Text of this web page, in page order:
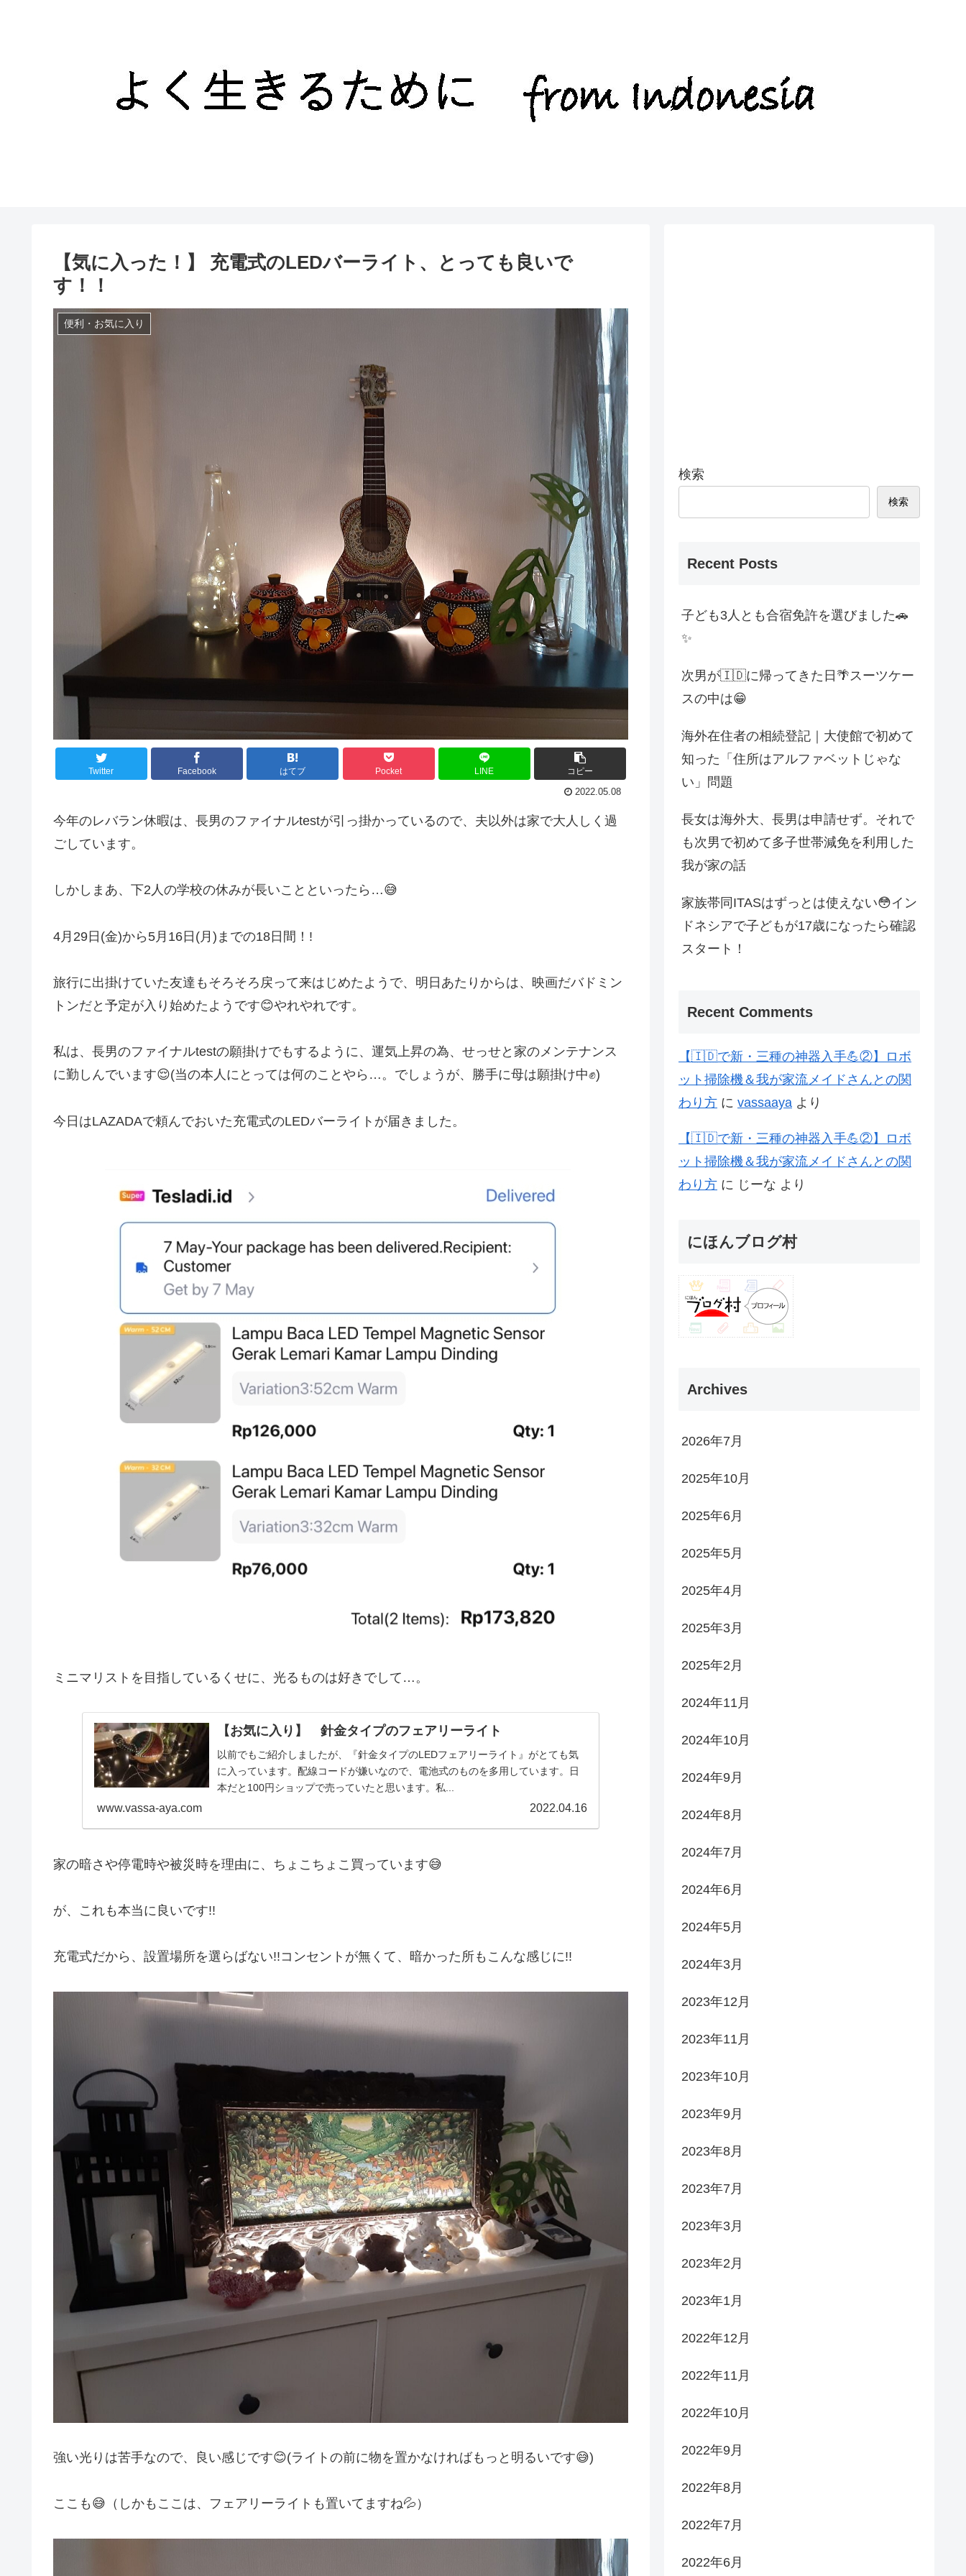
【気に入った！】 充電式のLEDバーライト、とっても良いで
す！！
便利・お気に入り
Twitter Facebook はてブ Pocket LINE コピー
2022.05.08
今年のレバラン休暇は、長男のファイナルtestが引っ掛かっているので、夫以外は家で大人しく過
ごしています。
しかしまあ、下2人の学校の休みが長いことといったら…😅
4月29日(金)から5月16日(月)までの18日間！!
旅行に出掛けていた友達もそろそろ戻って来はじめたようで、明日あたりからは、映画だバドミン
トンだと予定が入り始めたようです😊やれやれです。
私は、長男のファイナルtestの願掛けでもするように、運気上昇の為、せっせと家のメンテナンス
に勤しんでいます😌(当の本人にとっては何のことやら…。でしょうが、勝手に母は願掛け中✊)
今日はLAZADAで頼んでおいた充電式のLEDバーライトが届きました。
ミニマリストを目指しているくせに、光るものは好きでして…。
【お気に入り】 針金タイプのフェアリーライト
以前でもご紹介しましたが、『針金タイプのLEDフェアリーライト』がとても気
に入っています。配線コードが嫌いなので、電池式のものを多用しています。日
本だと100円ショップで売っていたと思います。私...
www.vassa-aya.com 2022.04.16
家の暗さや停電時や被災時を理由に、ちょこちょこ買っています😅
が、これも本当に良いです!!
充電式だから、設置場所を選らばない!!コンセントが無くて、暗かった所もこんな感じに!!
強い光りは苦手なので、良い感じです😊(ライトの前に物を置かなければもっと明るいです😅)
ここも😅（しかもここは、フェアリーライトも置いてますね💦）
検索
検索
Recent Posts
子ども3人とも合宿免許を選びました🚗
✨
次男が🇮🇩に帰ってきた日🌴スーツケー
スの中は😁
海外在住者の相続登記｜大使館で初めて
知った「住所はアルファベットじゃな
い」問題
長女は海外大、長男は申請せず。それで
も次男で初めて多子世帯減免を利用した
我が家の話
家族帯同ITASはずっとは使えない😳イン
ドネシアで子どもが17歳になったら確認
スタート！
Recent Comments
【🇮🇩で新・三種の神器入手💪②】ロボ
ット掃除機＆我が家流メイドさんとの関
わり方 に vassaaya より
【🇮🇩で新・三種の神器入手💪②】ロボ
ット掃除機＆我が家流メイドさんとの関
わり方 に じーな より
にほんブログ村
Archives
2026年7月
2025年10月
2025年6月
2025年5月
2025年4月
2025年3月
2025年2月
2024年11月
2024年10月
2024年9月
2024年8月
2024年7月
2024年6月
2024年5月
2024年3月
2023年12月
2023年11月
2023年10月
2023年9月
2023年8月
2023年7月
2023年3月
2023年2月
2023年1月
2022年12月
2022年11月
2022年10月
2022年9月
2022年8月
2022年7月
2022年6月